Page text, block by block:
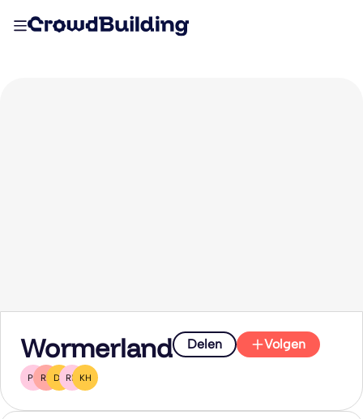
Wormerland Delen Volgen
PR RZ DZ RM KH